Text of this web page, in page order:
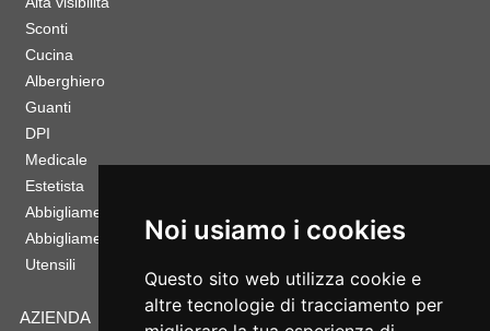
Noi usiamo i cookies
Questo sito web utilizza cookie e
altre tecnologie di tracciamento per
Sconti
Cucina
Alberghiero
Guanti
DPI
Medicale
Estetista
Abbigliamento Sportivo
Abbigliamento Bambino
Utensili
AZIENDA